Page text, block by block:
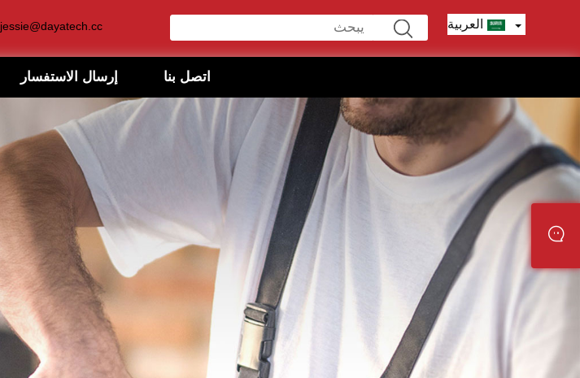
jessie@dayatech.cc العربية
إرسال الاستفسار اتصل بنا